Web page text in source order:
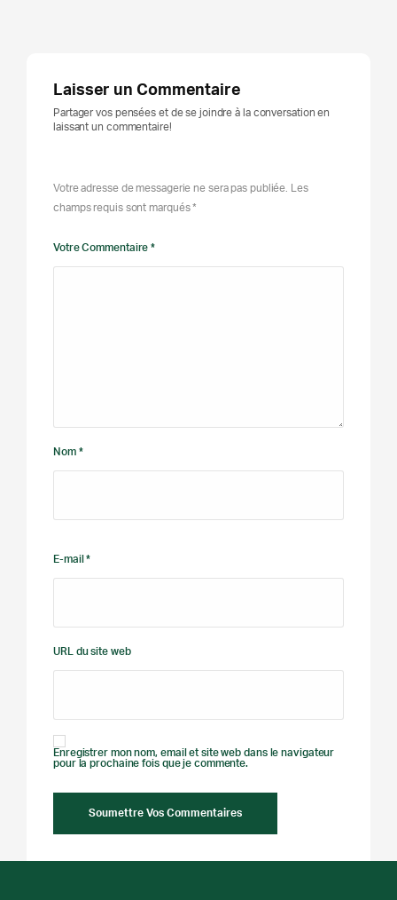
Laisser un Commentaire
Partager vos pensées et de se joindre à la conversation en
laissant un commentaire!
Votre adresse de messagerie ne sera pas publiée. Les
champs requis sont marqués *
Votre Commentaire *
Nom *
E-mail *
URL du site web
Enregistrer mon nom, email et site web dans le navigateur
pour la prochaine fois que je commente.